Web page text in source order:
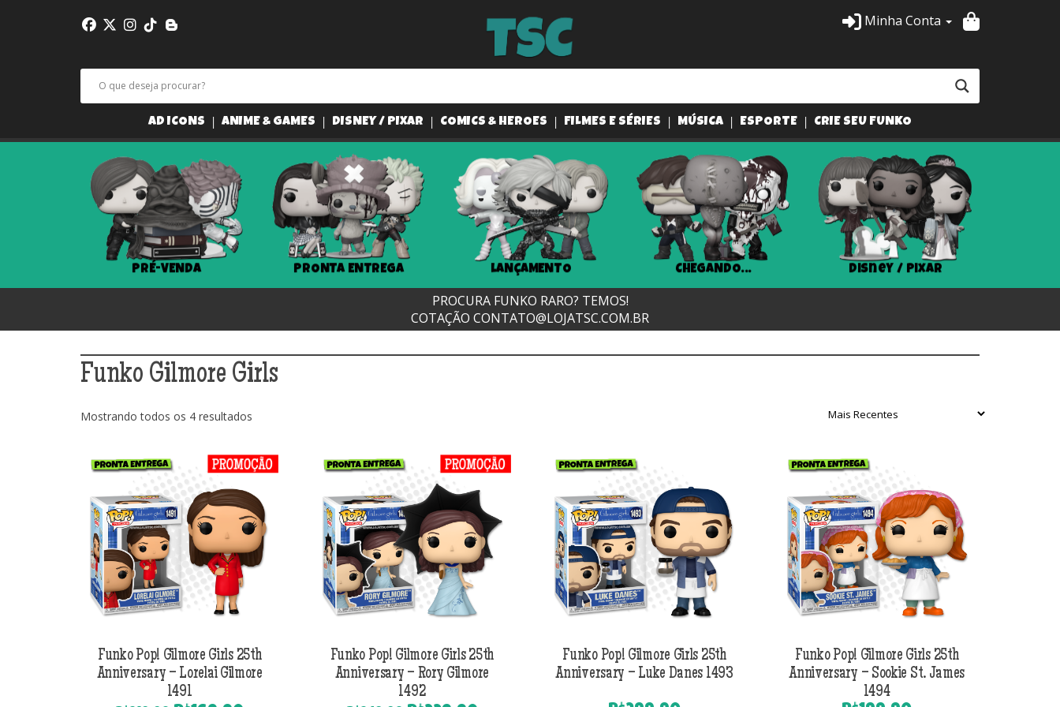
Minha Conta
AD ICONS ANIME & GAMES DISNEY / PIXAR COMICS & HEROES FILMES E SÉRIES MÚSICA ESPORTE CRIE SEU FUNKO
PRÉ-VENDA PRONTA ENTREGA LANÇAMENTO CHEGANDO... Disney / Pixar
PROCURA FUNKO RARO? TEMOS!
COTAÇÃO CONTATO@LOJATSC.COM.BR
Funko Gilmore Girls
Mostrando todos os 4 resultados
recente
Funko Pop! Gilmore Girls 25th
Anniversary – Lorelai Gilmore
1491
Funko Pop! Gilmore Girls 25th
Anniversary – Rory Gilmore
1492
Funko Pop! Gilmore Girls 25th
Anniversary – Luke Danes 1493
Funko Pop! Gilmore Girls 25th
Anniversary – Sookie St. James
1494